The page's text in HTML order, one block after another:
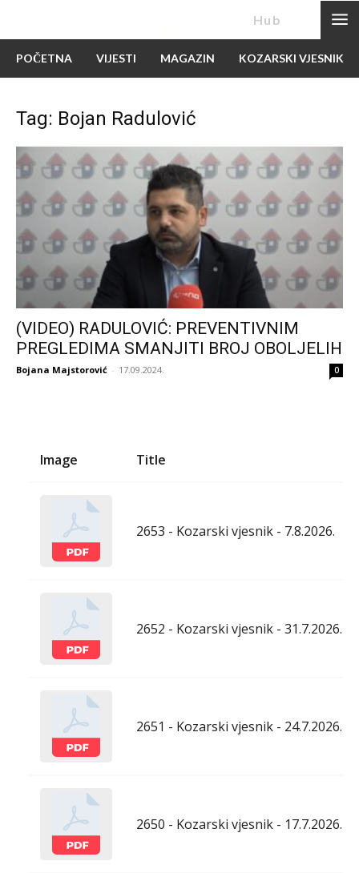
Hub
POČETNA VIJESTI MAGAZIN KOZARSKI VJESNIK
Tag: Bojan Radulović
(VIDEO) RADULOVIĆ: PREVENTIVNIM
PREGLEDIMA SMANJITI BROJ OBOLJELIH
Bojana Majstorović - 17.09.2024. 0
Image Title
2653 - Kozarski vjesnik - 7.8.2026.
2652 - Kozarski vjesnik - 31.7.2026.
2651 - Kozarski vjesnik - 24.7.2026.
2650 - Kozarski vjesnik - 17.7.2026.